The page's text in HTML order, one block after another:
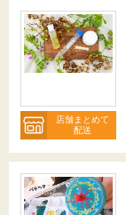
店舗まとめて
配送